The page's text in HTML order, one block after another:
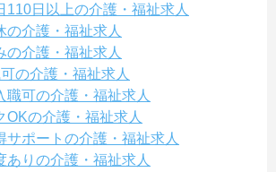
110日以上の介護・福祉求人
の介護・福祉求人
の介護・福祉求人
の介護・福祉求人
職可の介護・福祉求人
OKの介護・福祉求人
サポートの介護・福祉求人
ありの介護・福祉求人